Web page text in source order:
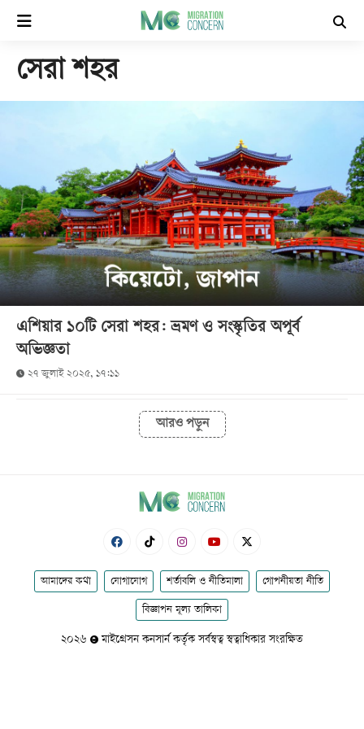
হোম
বিভাগ
আর্কাইভ
কনভার্টার
Follow
সেরা শহর
এশিয়ার ১০টি সেরা শহর: ভ্রমণ ও সংস্কৃতির অপূর্ব
অভিজ্ঞতা
২৭ জুলাই ২০২৫, ১৭:১১
আরও পড়ুন
আমাদের কথা যোগাযোগ শর্তাবলি ও নীতিমালা গোপনীয়তা নীতি
বিজ্ঞাপন মূল্য তালিকা
২০২৬ মাইগ্রেসন কনসার্ন কর্তৃক সর্বস্বত্ব স্বত্বাধিকার সংরক্ষিত